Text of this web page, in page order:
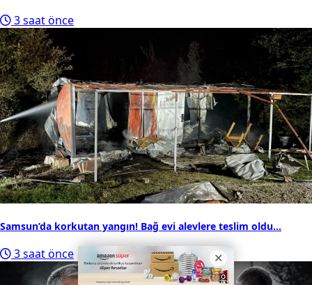
3 saat önce
Samsun’da korkutan yangın! Bağ evi alevlere teslim oldu...
3 saat önce